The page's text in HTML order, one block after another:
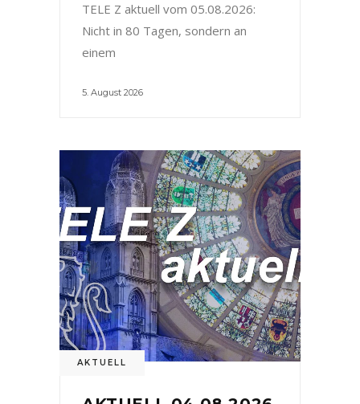
TELE Z aktuell vom 05.08.2026:
Nicht in 80 Tagen, sondern an
einem
5. August 2026
AKTUELL